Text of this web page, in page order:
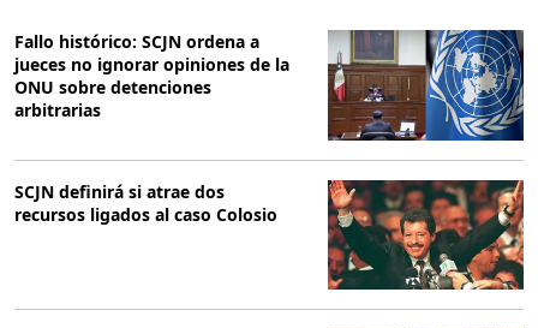
Fallo histórico: SCJN ordena a
jueces no ignorar opiniones de la
ONU sobre detenciones
arbitrarias
SCJN definirá si atrae dos
recursos ligados al caso Colosio